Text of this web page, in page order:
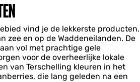
vind je de lekkerste producten.
zee en op de Waddeneilanden. De
vol met prachtige gele
voor de overheerlijke lokale
van Terschelling kleuren in het
die lang geleden na een